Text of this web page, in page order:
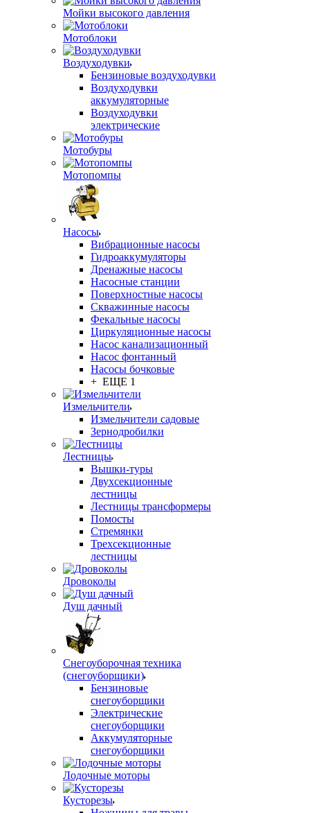
Мойки высокого давления
Мотоблоки
Воздуходувки
Бензиновые воздуходувки
Воздуходувки
аккумуляторные
Воздуходувки
электрические
Мотобуры
Мотопомпы
Насосы
Вибрационные насосы
Гидроаккумуляторы
Дренажные насосы
Насосные станции
Поверхностные насосы
Скважинные насосы
Фекальные насосы
Циркуляционные насосы
Насос канализационный
Насос фонтанный
Насосы бочковые
+ ЕЩЕ 1
Измельчители
Измельчители садовые
Зернодробилки
Лестницы
Вышки-туры
Двухсекционные
лестницы
Лестницы трансформеры
Помосты
Стремянки
Трехсекционные
лестницы
Дровоколы
Душ дачный
Снегоуборочная техника
(снегоуборщики)
Бензиновые
снегоуборщики
Электрические
снегоуборщики
Аккумуляторные
снегоуборщики
Лодочные моторы
Кусторезы